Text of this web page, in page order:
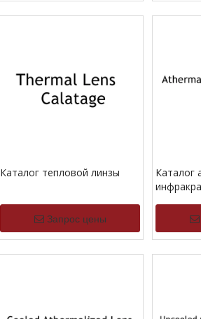
Каталог тепловой линзы
Запрос цены
Каталог